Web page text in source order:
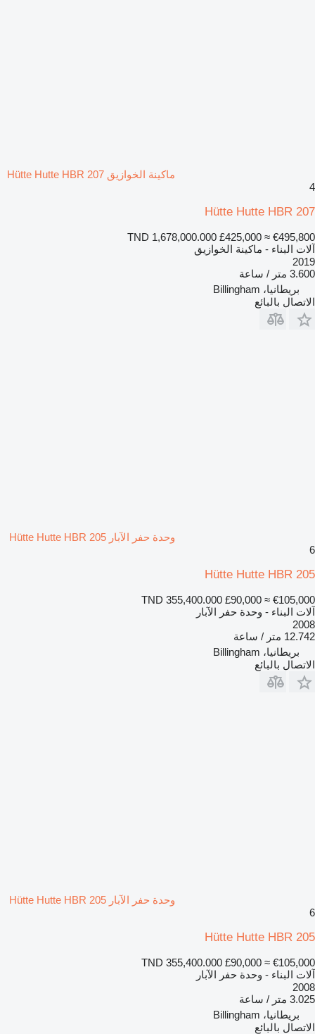
ماكينة الخوازيق Hütte Hutte HBR 207
4
Hütte Hutte HBR 207
TND 1,678,000.000 £425,000 ≈ €495,800
آلات البناء - ماكينة الخوازيق
2019
3.600 متر / ساعة
بريطانيا، Billingham
الاتصال بالبائع
وحدة حفر الآبار Hütte Hutte HBR 205
6
Hütte Hutte HBR 205
TND 355,400.000 £90,000 ≈ €105,000
آلات البناء - وحدة حفر الآبار
2008
12.742 متر / ساعة
بريطانيا، Billingham
الاتصال بالبائع
وحدة حفر الآبار Hütte Hutte HBR 205
6
Hütte Hutte HBR 205
TND 355,400.000 £90,000 ≈ €105,000
آلات البناء - وحدة حفر الآبار
2008
3.025 متر / ساعة
بريطانيا، Billingham
الاتصال بالبائع